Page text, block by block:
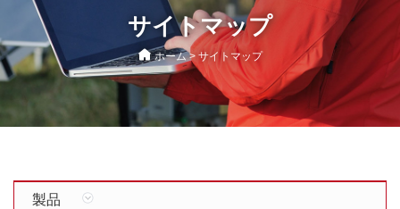
サイトマップ
ホーム> サイトマップ
製品